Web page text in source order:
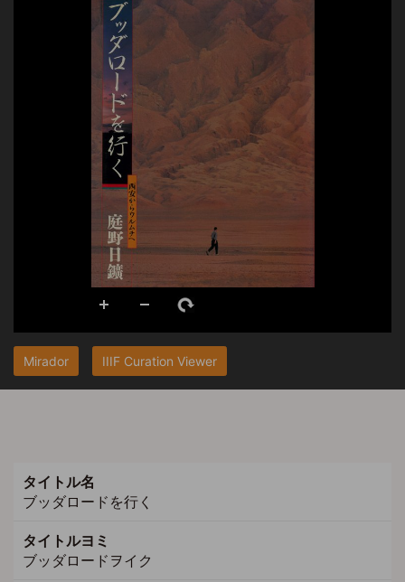
Mirador IIIF Curation Viewer
タイトル名
ブッダロードを行く
タイトルヨミ
ブッダロードヲイク